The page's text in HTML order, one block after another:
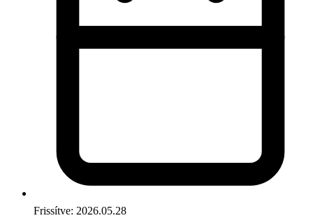
Frissítve: 2026.05.28